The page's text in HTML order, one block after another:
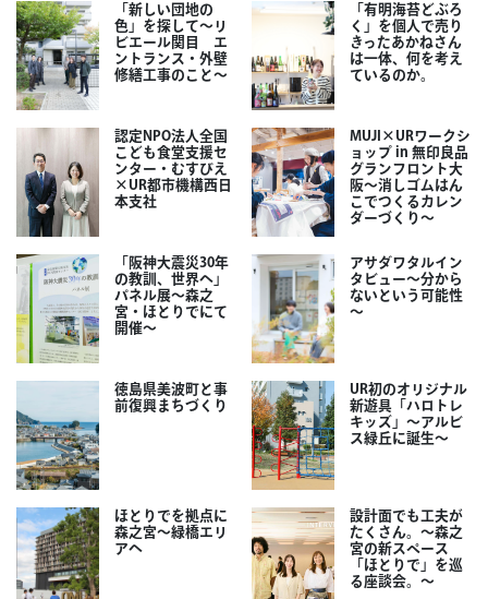
「新しい団地の
色」を探して～リ
ビエール関目 エ
ントランス・外壁
修繕工事のこと～
「有明海苔どぶろ
く」を個人で売り
きったあかねさん
は一体、何を考え
ているのか。
認定NPO法人全国
こども食堂支援セ
ンター・むすびえ
×UR都市機構西日
本支社
MUJI×URワークシ
ョップ in 無印良品
グランフロント大
阪～消しゴムはん
こでつくるカレン
ダーづくり～
「阪神大震災30年
の教訓、世界へ」
パネル展～森之
宮・ほとりでにて
開催～
アサダワタルイン
タビュー～分から
ないという可能性
～
徳島県美波町と事
前復興まちづくり
UR初のオリジナル
新遊具「ハロトレ
キッズ」～アルビ
ス緑丘に誕生～
ほとりでを拠点に
森之宮～緑橋エリ
アへ
設計面でも工夫が
たくさん。～森之
宮の新スペース
「ほとりで」を巡
る座談会。～